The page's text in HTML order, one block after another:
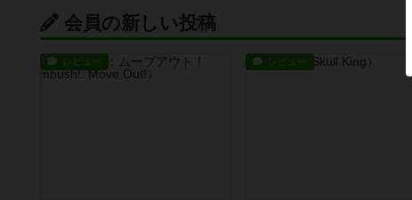
会員の新しい投稿
レビュー レビュー